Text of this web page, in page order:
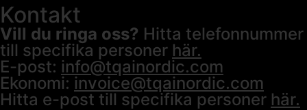
Kontakt
Vill du ringa oss? Hitta telefonnummer
till specifika personer här.
E-post: info@tqainordic.com
Ekonomi: invoice@tqainordic.com
Hitta e-post till specifika personer här.